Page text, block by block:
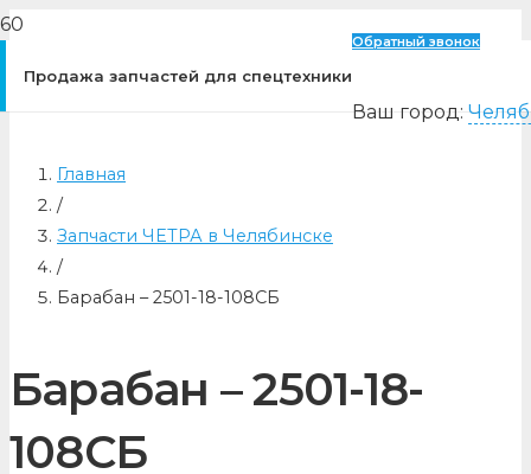
Продажа запчастей для спецтехники
Обратный звонок
Ваш город:
Главная
/
Запчасти ЧЕТРА в Челябинске
/
Барабан – 2501-18-108СБ
Барабан – 2501-18-
108СБ